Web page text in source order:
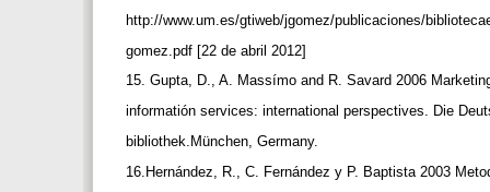
http://www.um.es/gtiweb/jgomez/publicaciones/
gomez.pdf [22 de abril 2012]
15. Gupta, D., A. Massímo and R. Savard 2006
informatión services: international perspectives. Die
bibliothek.München, Germany.
16.Hernández, R., C. Fernández y P. Baptista 2003